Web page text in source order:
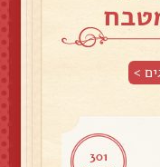
>
301